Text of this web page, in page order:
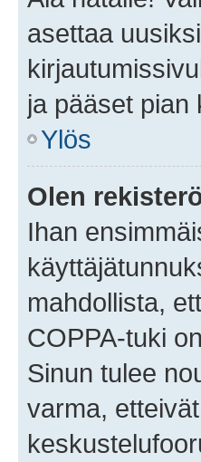
asettaa
ja pääset pian
Ylös
Olen
Ihan
mahdollista,
COPPA-tuki
Sinun tulee
varma,